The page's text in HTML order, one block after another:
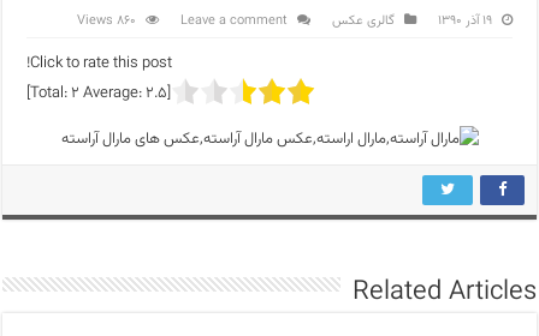
۱۹ آذر ۱۳۹۰ گالری عکس Leave a comment
860 Views
Click to rate this post!
[Total:
2 Average: 2.5
]
Related Articles